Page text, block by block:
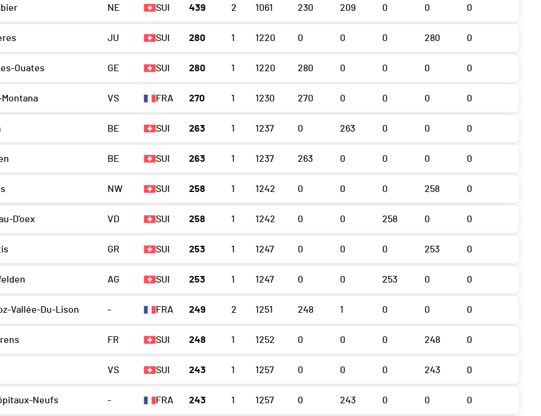
NE SUI 439 2 1061 230 209 0 0 0
JU SUI 280 1 1220 0 0 0 280 0
Ouates GE SUI 280 1 1220 280 0 0 0 0
VS FRA 270 1 1230 270 0 0 0 0
BE SUI 263 1 1237 0 263 0 0 0
BE SUI 263 1 1237 263 0 0 0 0
NW SUI 258 1 1242 0 0 0 258 0
D'oex VD SUI 258 1 1242 0 0 258 0 0
GR SUI 253 1 1247 0 0 0 253 0
AG SUI 253 1 1247 0 0 253 0 0
Vallée-Du-Lison - FRA 249 2 1251 248 1 0 0 0
FR SUI 248 1 1252 0 0 0 248 0
VS SUI 243 1 1257 0 0 0 243 0
Neufs - FRA 243 1 1257 0 243 0 0 0